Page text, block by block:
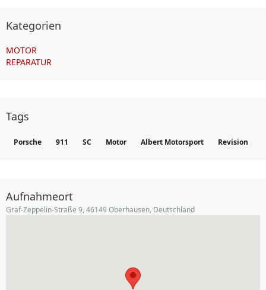
Kategorien
MOTOR
REPARATUR
Tags
Porsche 911 SC Motor Albert Motorsport Revision
Aufnahmeort
Graf-Zeppelin-Straße 9, 46149 Oberhausen, Deutschland